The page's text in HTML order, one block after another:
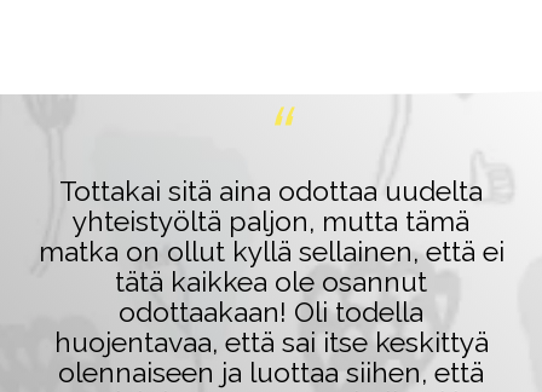
“
Tottakai sitä aina odottaa uudelta
yhteistyöltä paljon, mutta tämä
matka on ollut kyllä sellainen, että ei
tätä kaikkea ole osannut
odottaakaan! Oli todella
huojentavaa, että sai itse keskittyä
olennaiseen ja luottaa siihen, että